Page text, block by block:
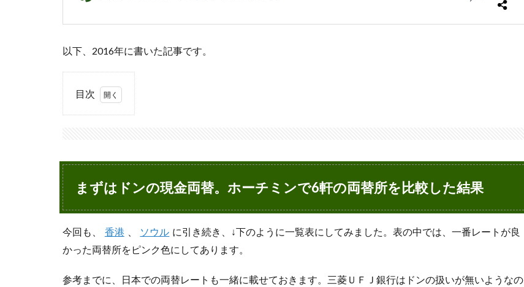
以下、2016年に書いた記事です。
目次
現金
替。
チミ
ンで
の両
を比
まずはドンの現金両替。ホーチミンで6軒の両替所を比較した結果
今回も、 香港 ソウル に引き続き、↓下のように一覧表にしてみました。表の中では、一番レートが良
かった両替所をピンク色にしてあります。
参考までに、日本での両替レートも一緒に載せておきます。三菱ＵＦＪ銀行はドンの扱いが無いようなの